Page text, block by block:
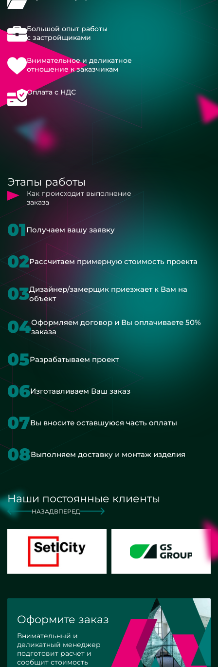
Большой опыт работы
с застройщиками
Внимательное и деликатное
отношение к заказчикам
Оплата с НДС
Этапы работы
Как происходит выполнение
заказа
01Получаем вашу заявку
02Рассчитаем примерную стоимость проекта
03Дизайнер/замерщик приезжает к Вам на
объект
04Оформляем договор и Вы оплачиваете 50%
заказа
05Разрабатываем проект
06Изготавливаем Ваш заказ
07Вы вносите оставшуюся часть оплаты
08Выполняем доставку и монтаж изделия
Наши постоянные клиенты
НАЗАД ВПЕРЕД
Оформите заказ
Внимательный и
деликатный менеджер
подготовит расчет и
сообщит стоимость